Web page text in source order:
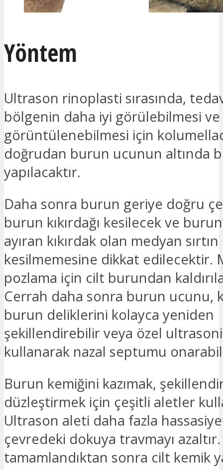
Yöntem
Ultrason rinoplasti sırasında,
bölgenin daha iyi görülebilmesi ve
görüntülenebilmesi için
doğrudan burun ucunun altında
yapılacaktır.
Daha sonra burun geriye doğru
burun kıkırdağı kesilecek ve
ayıran kıkırdak olan medyan sırtın
kesilmemesine dikkat edilecektir.
pozlama için cilt burundan
Cerrah daha sonra burun ucunu,
burun deliklerini kolayca yeniden
şekillendirebilir veya özel
kullanarak nazal septumu
Burun kemiğini kazımak,
düzleştirmek için çeşitli aletler
Ultrason aleti daha fazla
çevredeki dokuya travmayı
tamamlandıktan sonra cilt kemik